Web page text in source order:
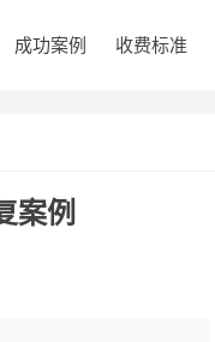
成功案例 收费标准
案例